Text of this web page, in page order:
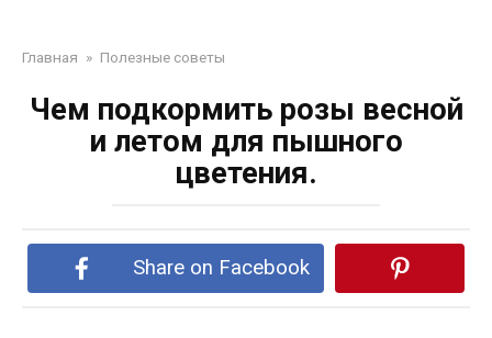
Главная » Полезные советы
Чем подкормить розы весной
и летом для пышного
цветения.
Share on Facebook